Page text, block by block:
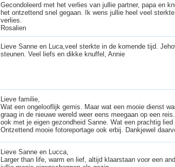
Gecondoleerd met het verlies van jullie partner, papa en
het ontzettend snel gegaan. Ik wens jullie heel veel
verlies.
Rosalien
Lieve Sanne en Luca,veel sterkte in de komende tijd.
steunen. Veel liefs en dikke knuffel, Annie
Lieve familie,
Wat een ongelooflijk gemis. Maar wat een mooie dienst
graag in de nieuwe wereld weer eens meegaan op een
ook met je eigen gezondheid Sanne. Wat een prachtig lied
Ontzettend mooie fotoreportage ook erbij. Dankjewel
Lieve Sanne en Lucca,
Larger than life, warm en lief, altijd klaarstaan voor een